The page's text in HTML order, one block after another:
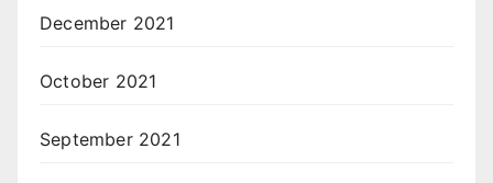
December 2021
October 2021
September 2021